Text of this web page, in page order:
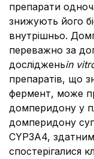
препарати
знижують його
внутрішньо.
переважно за
дослідженьin
препаратів, що
фермент, може
домперидону у
домперидону
CYP3A4,
спостерігалися